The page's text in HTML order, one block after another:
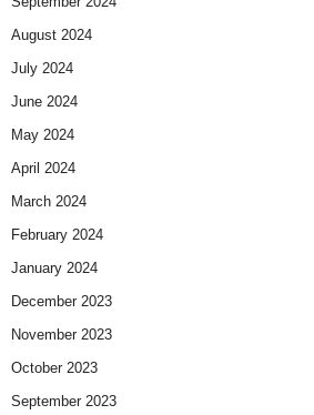
August 2024
July 2024
June 2024
May 2024
April 2024
March 2024
February 2024
January 2024
December 2023
November 2023
October 2023
September 2023